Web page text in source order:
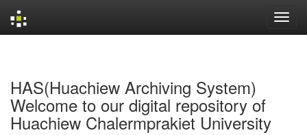
HAS(Huachiew Archiving System)
Welcome to our digital repository of
Huachiew Chalermprakiet University